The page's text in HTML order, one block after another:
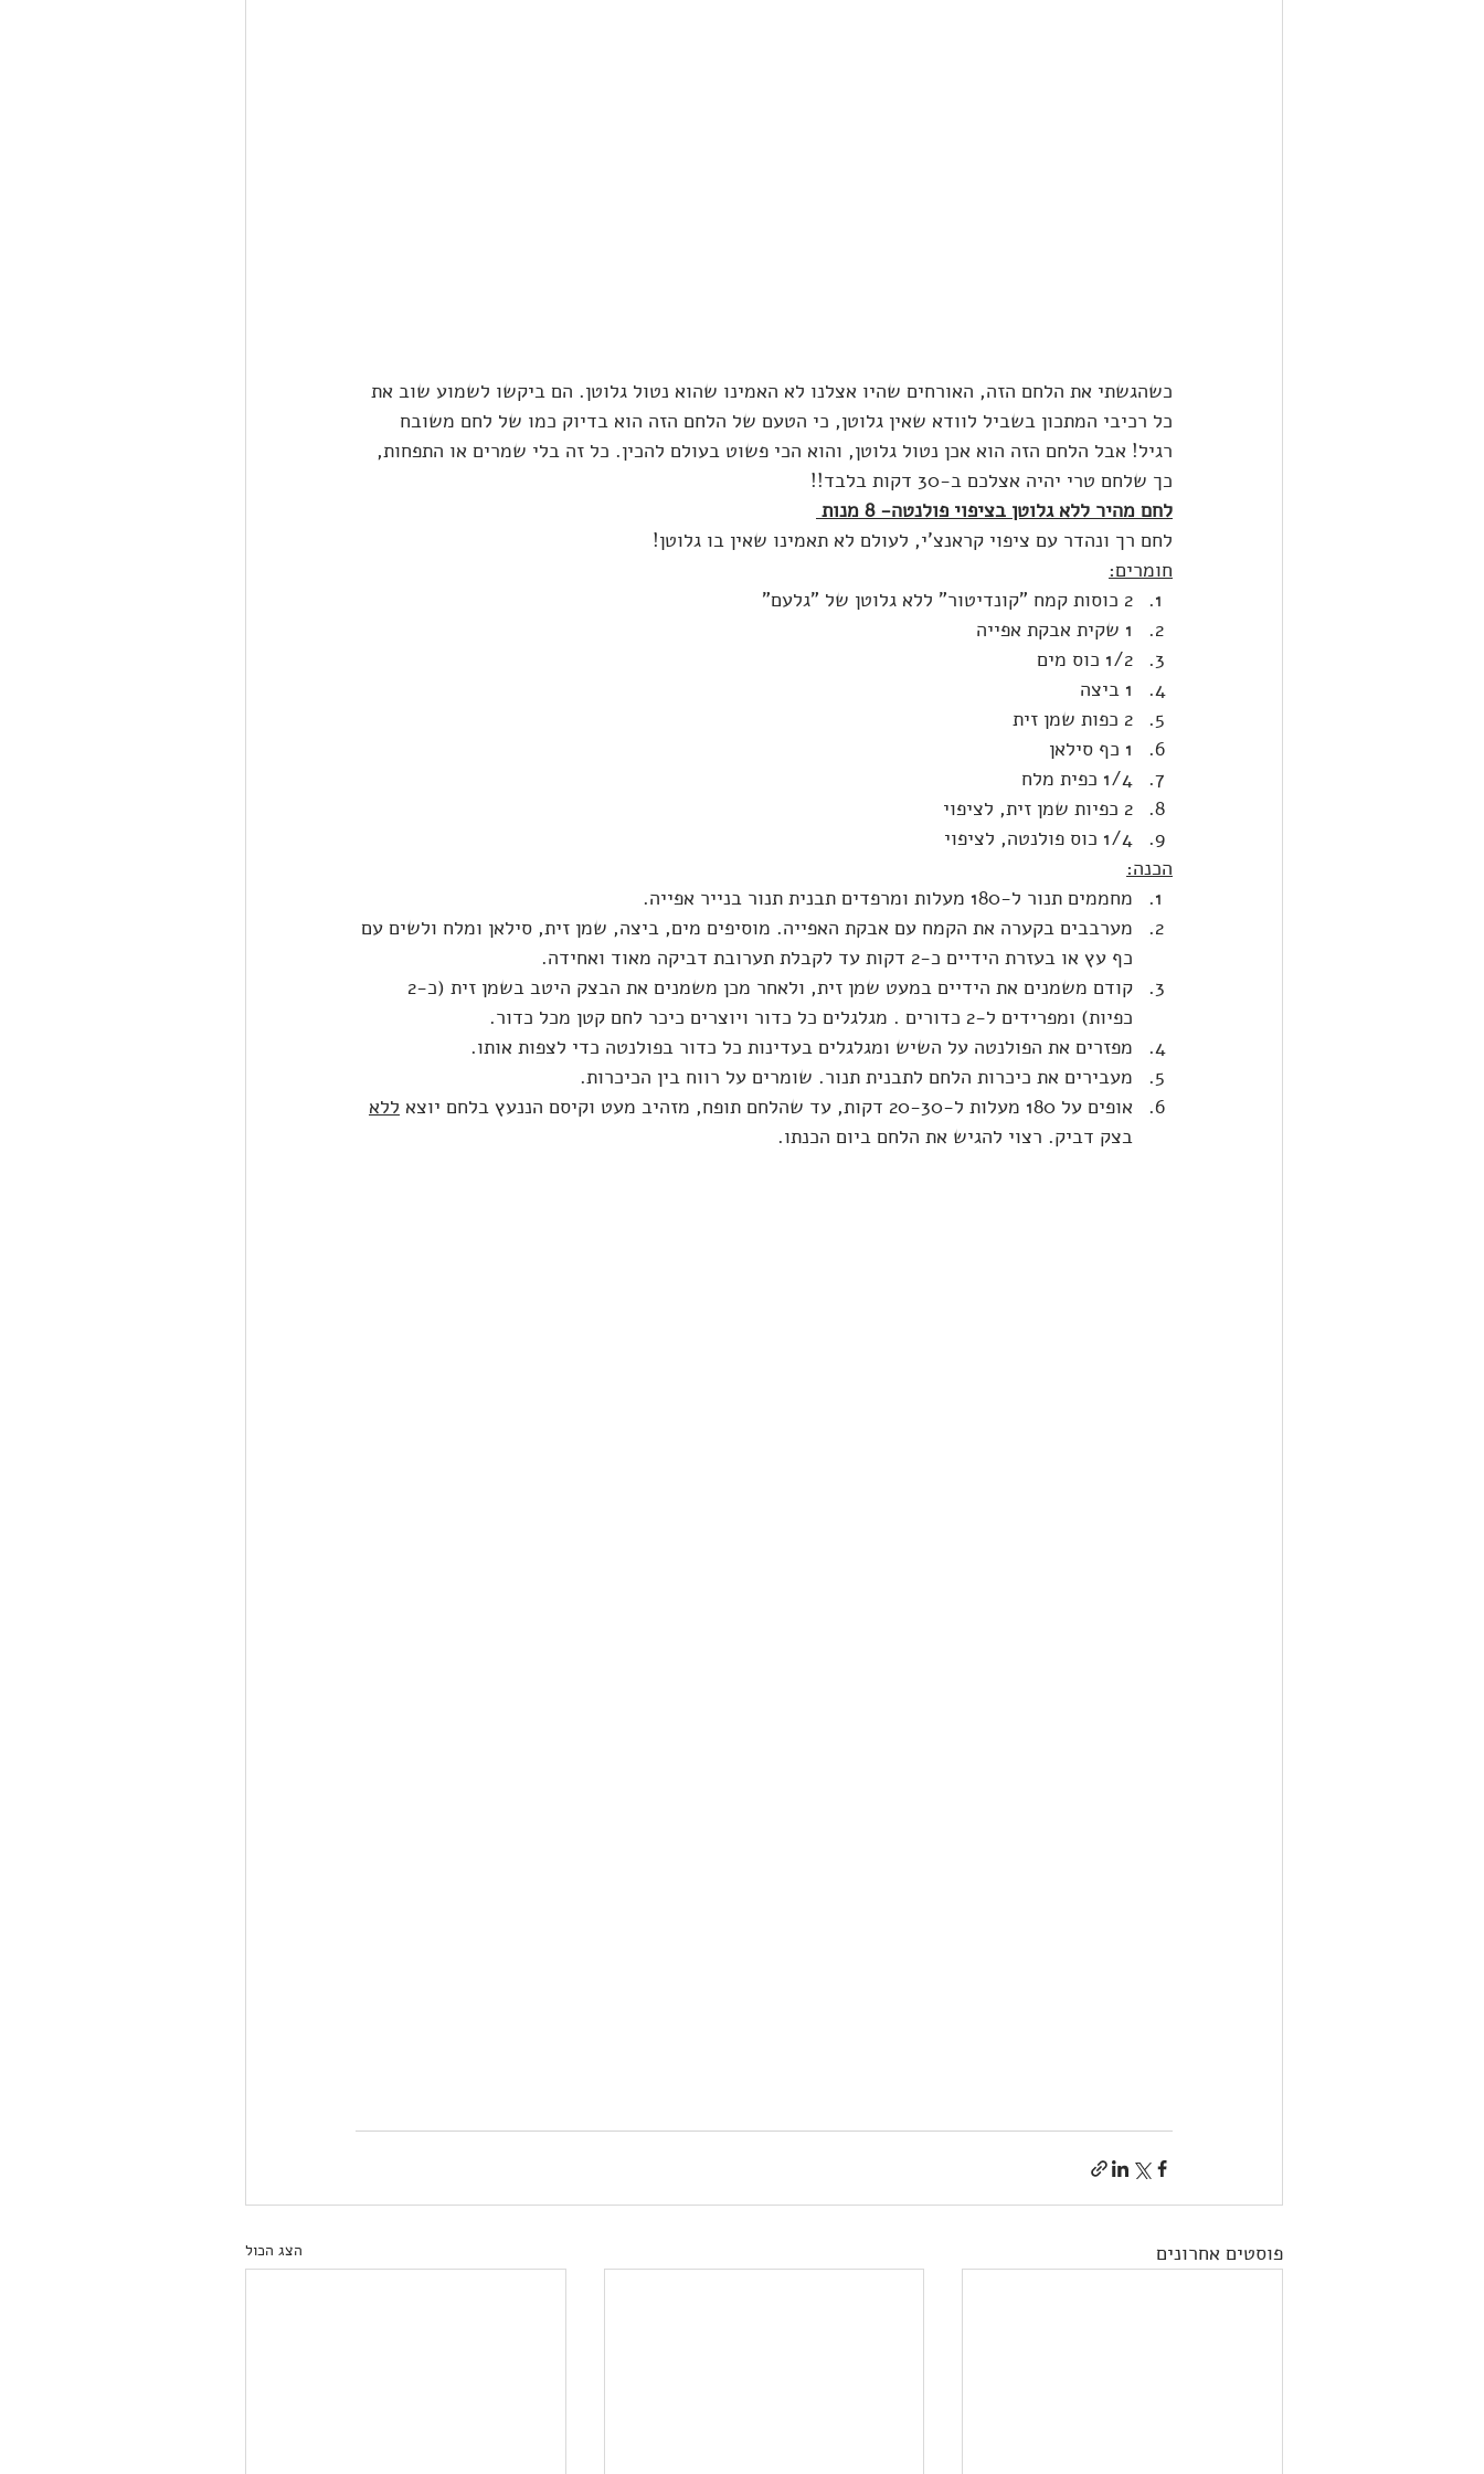
כשהגשתי את הלחם הזה, האורחים שהיו אצלנו לא האמינו שהוא נטול גלוטן. הם ביקשו לשמוע שוב את
כל רכיבי המתכון בשביל לוודא שאין גלוטן, כי הטעם של הלחם הזה הוא בדיוק כמו של לחם משובח
רגיל! אבל הלחם הזה הוא אכן נטול גלוטן, והוא הכי פשוט בעולם להכין. כל זה בלי שמרים או התפחות,
כך שלחם טרי יהיה אצלכם ב-30 דקות בלבד!!
לחם מהיר ללא גלוטן בציפוי פולנטה- 8 מנות
לחם רך ונהדר עם ציפוי קראנצ'י, לעולם לא תאמינו שאין בו גלוטן!
חומרים:
2 כוסות קמח "קונדיטור" ללא גלוטן של "גלעם"
1 שקית אבקת אפייה
1/2 כוס מים
1 ביצה
2 כפות שמן זית
1 כף סילאן
1/4 כפית מלח
2 כפיות שמן זית, לציפוי
1/4 כוס פולנטה, לציפוי
הכנה:
מחממים תנור ל-180 מעלות ומרפדים תבנית תנור בנייר אפייה.
מערבבים בקערה את הקמח עם אבקת האפייה. מוסיפים מים, ביצה, שמן זית, סילאן ומלח ולשים עם
כף עץ או בעזרת הידיים כ-2 דקות עד לקבלת תערובת דביקה מאוד ואחידה.
כפיות) ומפרידים ל-2 כדורים . מגלגלים כל כדור ויוצרים כיכר לחם קטן מכל כדור.
מפזרים את הפולנטה על השיש ומגלגלים בעדינות כל כדור בפולנטה כדי לצפות אותו.
מעבירים את כיכרות הלחם לתבנית תנור. שומרים על רווח בין הכיכרות.
אופים על 180 מעלות ל-20-30 דקות, עד שהלחם תופח, מזהיב מעט וקיסם הננעץ בלחם יוצא
ללא
בצק דביק. רצוי להגיש את הלחם ביום הכנתו.
פוסטים אחרונים הצג הכול